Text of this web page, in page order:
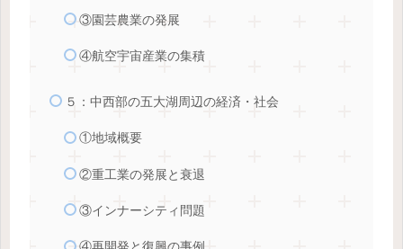
③園芸農業の発展
④航空宇宙産業の集積
５：中西部の五大湖周辺の経済・社会
①地域概要
②重工業の発展と衰退
③インナーシティ問題